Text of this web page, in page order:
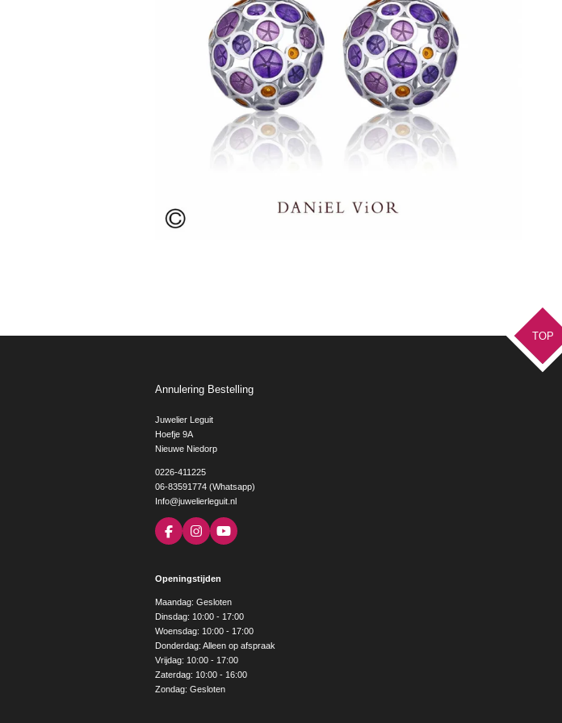
TOP
Annulering Bestelling
Juwelier Leguit
Hoefje 9A
Nieuwe Niedorp
0226-411225
06-83591774 (Whatsapp)
Info@juwelierleguit.nl
F
a
b
o
k
I
n
a
g
r
a
m
Y
o
e
Openingstijden
Maandag: Gesloten
Dinsdag: 10:00 - 17:00
Woensdag: 10:00 - 17:00
Donderdag: Alleen op afspraak
Vrijdag: 10:00 - 17:00
Zaterdag: 10:00 - 16:00
Zondag: Gesloten